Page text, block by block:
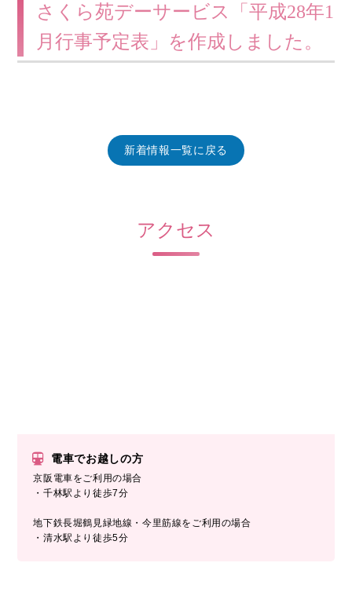
さくら苑デーサービス「平成28年1
月行事予定表」を作成しました。
新着情報一覧に戻る
アクセス
電車でお越しの方
京阪電車をご利用の場合
・千林駅より徒歩7分
地下鉄長堀鶴見緑地線・今里筋線をご利用の場合
・清水駅より徒歩5分